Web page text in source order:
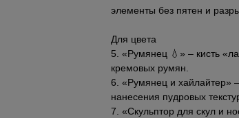
элементы без пятен и
Для цвета
5. «Румянец 💧» – кисть
кремовых румян.
6. «Румянец и хайлайтер»
нанесения пудровых
7. «Скульптор для скул и